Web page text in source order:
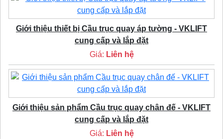
Giới thiệu thiết bị Cầu trục quay áp tường - VKLIFT
cung cấp và lắp đặt
Giá: Liên hệ
Giới thiệu sản phẩm Cầu trục quay chân đế - VKLIFT
cung cấp và lắp đặt
Giá: Liên hệ